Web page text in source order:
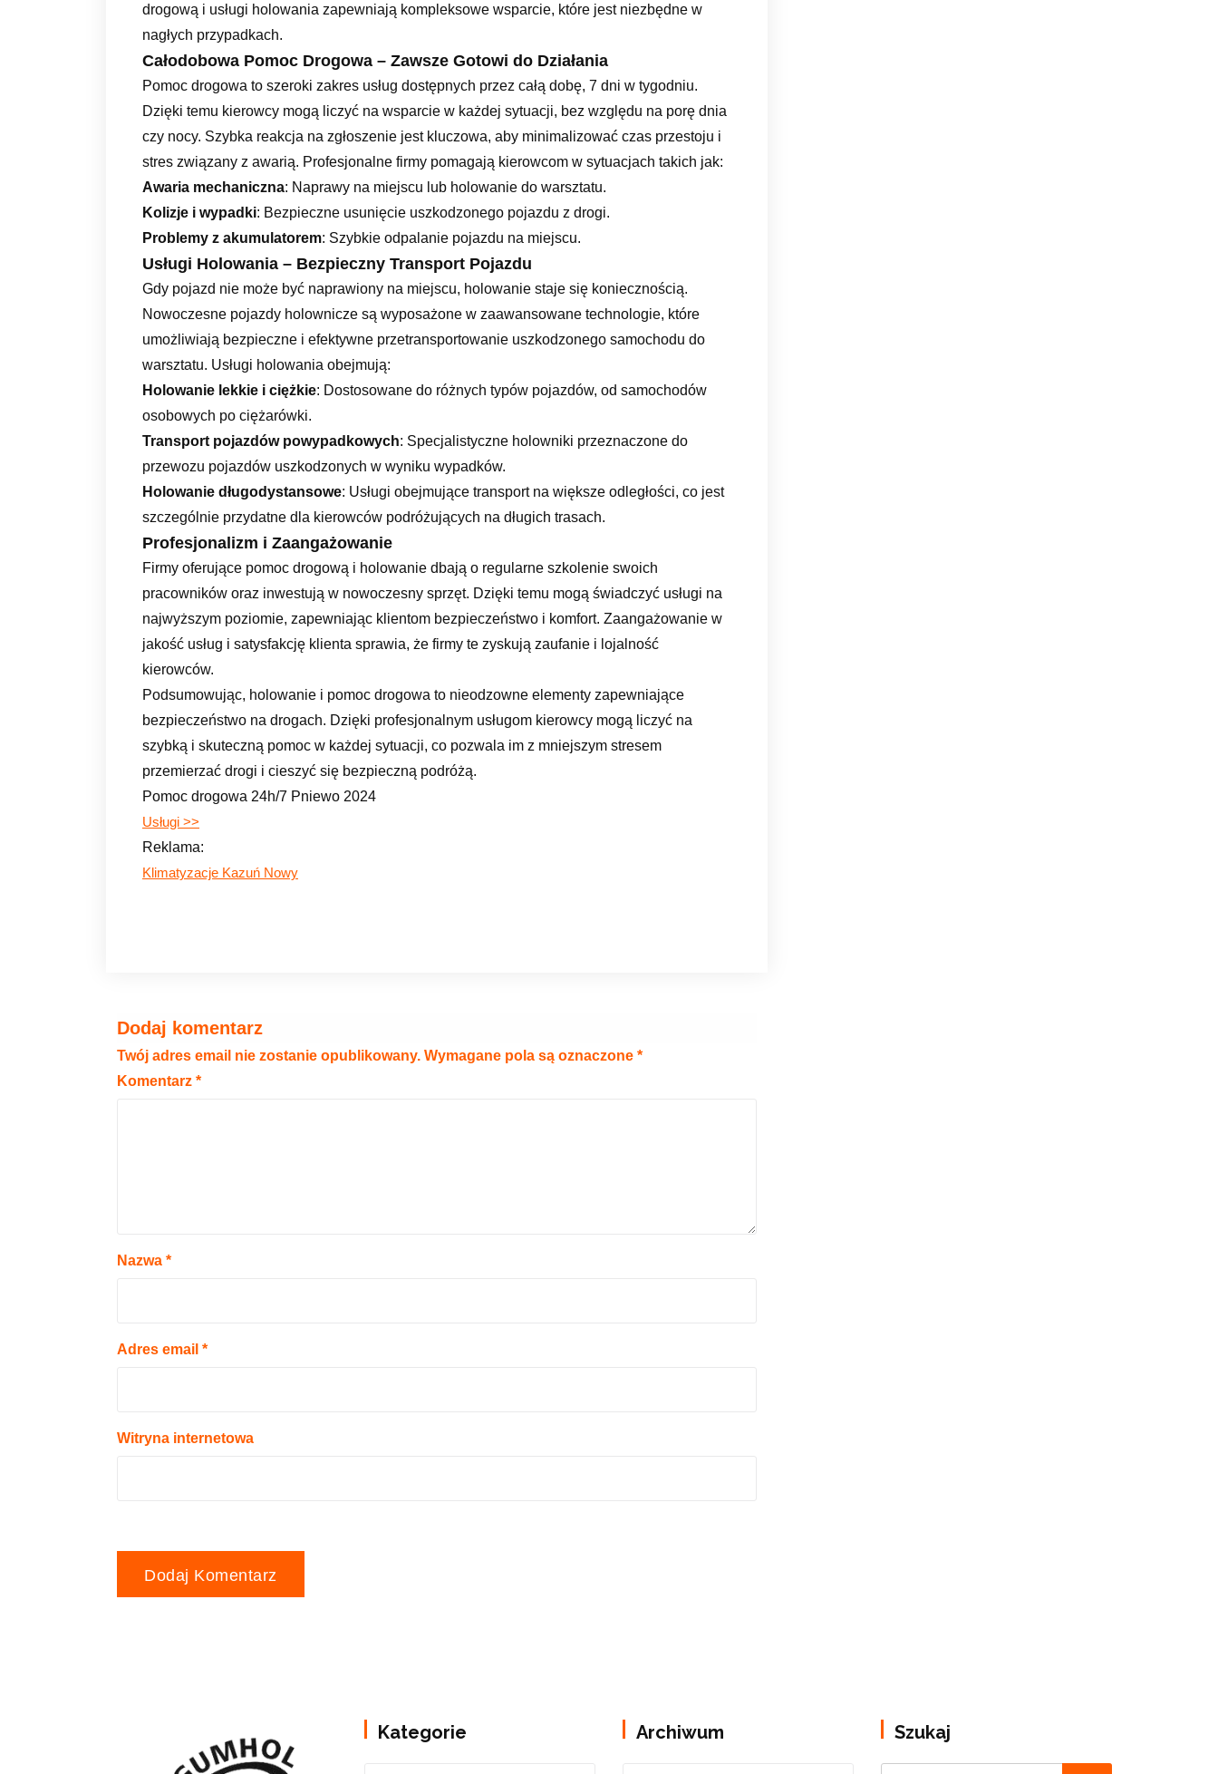
drogową i usługi holowania zapewniają kompleksowe wsparcie, które jest niezbędne w
nagłych przypadkach.
Całodobowa Pomoc Drogowa – Zawsze Gotowi do Działania
Pomoc drogowa to szeroki zakres usług dostępnych przez całą dobę, 7 dni w tygodniu.
Dzięki temu kierowcy mogą liczyć na wsparcie w każdej sytuacji, bez względu na porę dnia
czy nocy. Szybka reakcja na zgłoszenie jest kluczowa, aby minimalizować czas przestoju i
stres związany z awarią. Profesjonalne firmy pomagają kierowcom w sytuacjach takich jak:
Awaria mechaniczna: Naprawy na miejscu lub holowanie do warsztatu.
Kolizje i wypadki: Bezpieczne usunięcie uszkodzonego pojazdu z drogi.
Problemy z akumulatorem: Szybkie odpalanie pojazdu na miejscu.
Usługi Holowania – Bezpieczny Transport Pojazdu
Gdy pojazd nie może być naprawiony na miejscu, holowanie staje się koniecznością.
Nowoczesne pojazdy holownicze są wyposażone w zaawansowane technologie, które
umożliwiają bezpieczne i efektywne przetransportowanie uszkodzonego samochodu do
warsztatu. Usługi holowania obejmują:
Holowanie lekkie i ciężkie: Dostosowane do różnych typów pojazdów, od samochodów
osobowych po ciężarówki.
Transport pojazdów powypadkowych: Specjalistyczne holowniki przeznaczone do
przewozu pojazdów uszkodzonych w wyniku wypadków.
Holowanie długodystansowe: Usługi obejmujące transport na większe odległości, co jest
szczególnie przydatne dla kierowców podróżujących na długich trasach.
Profesjonalizm i Zaangażowanie
Firmy oferujące pomoc drogową i holowanie dbają o regularne szkolenie swoich
pracowników oraz inwestują w nowoczesny sprzęt. Dzięki temu mogą świadczyć usługi na
najwyższym poziomie, zapewniając klientom bezpieczeństwo i komfort. Zaangażowanie w
jakość usług i satysfakcję klienta sprawia, że firmy te zyskują zaufanie i lojalność
kierowców.
Podsumowując, holowanie i pomoc drogowa to nieodzowne elementy zapewniające
bezpieczeństwo na drogach. Dzięki profesjonalnym usługom kierowcy mogą liczyć na
szybką i skuteczną pomoc w każdej sytuacji, co pozwala im z mniejszym stresem
przemierzać drogi i cieszyć się bezpieczną podróżą.
Pomoc drogowa 24h/7 Pniewo 2024
Usługi >>
Reklama:
Klimatyzacje Kazuń Nowy
Dodaj komentarz
Twój adres email nie zostanie opublikowany. Wymagane pola są oznaczone *
Komentarz *
Nazwa *
Adres email *
Witryna internetowa
Kategorie Archiwum Szukaj